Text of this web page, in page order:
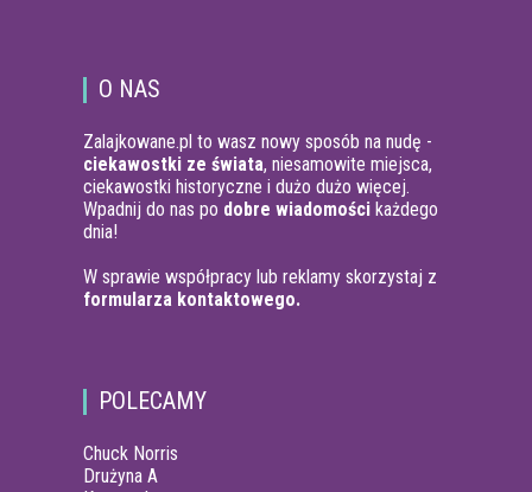
O NAS
Zalajkowane.pl to wasz nowy sposób na nudę -
ciekawostki ze świata, niesamowite miejsca,
ciekawostki historyczne i dużo dużo więcej.
Wpadnij do nas po dobre wiadomości każdego
dnia!
W sprawie współpracy lub reklamy skorzystaj z
formularza kontaktowego.
POLECAMY
Chuck Norris
Drużyna A